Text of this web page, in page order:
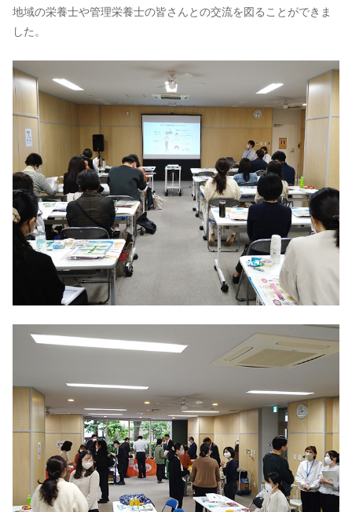
地域の栄養士や管理栄養士の皆さんとの交流を図ることができま
した。